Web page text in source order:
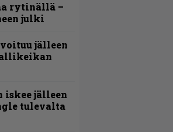
rytinällä –
julki
jälleen
iskee jälleen
tulevalta